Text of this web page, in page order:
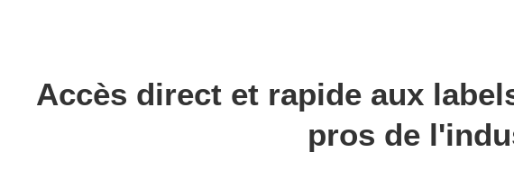
Accès direct et rapide aux
pros de